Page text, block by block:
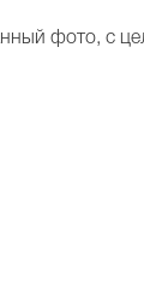
фото, с